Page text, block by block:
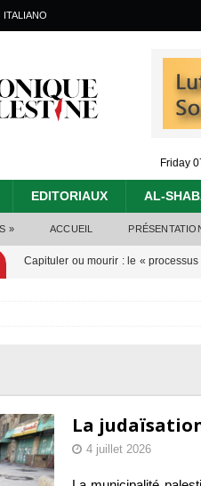
ITALIANO
Friday
EDITORIAUX AL-
» ACCUEIL
Capituler ou mourir : le «
tueries
Gaza : les Israéliens bombardent
crise sanitaire déjà dramatique
La
4 juillet 2026